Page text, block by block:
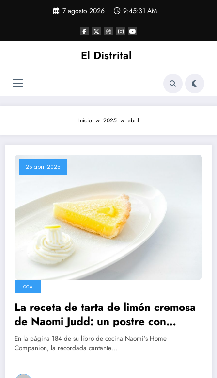
7 agosto 2026 9:45:32 AM
El Distrital
Inicio 2025 abril
25 abril 2025
LOCAL
La receta de tarta de limón cremosa
de Naomi Judd: un postre con
historia
En la página 184 de su libro de cocina Naomi’s Home
Companion, la recordada cantante…